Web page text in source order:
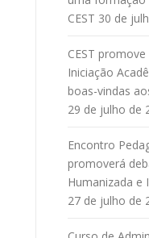
CEST 30 de
CEST
Iniciação
boas-vindas
29 de julho de
Encontro
promoverá
Humanizada e
27 de julho de